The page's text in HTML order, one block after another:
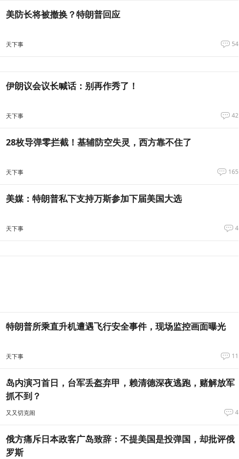
美防长将被撤换？特朗普回应
天下事 54
伊朗议会议长喊话：别再作秀了！
天下事 42
28枚导弹零拦截！基辅防空失灵，西方靠不住了
天下事 165
美媒：特朗普私下支持万斯参加下届美国大选
天下事 4
特朗普所乘直升机遭遇飞行安全事件，现场监控画面曝光
天下事 11
岛内演习首日，台军丢盔弃甲，赖清德深夜逃跑，赌解放军
抓不到？
又又切克闹 4
俄方痛斥日本政客广岛致辞：不提美国是投弹国，却批评俄
罗斯